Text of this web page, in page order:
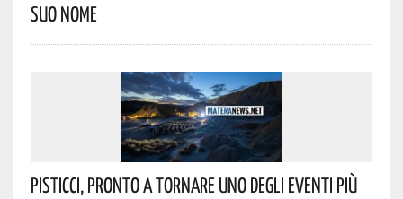
Suo Nome
Pisticci, Pronto A Tornare Uno Degli Eventi Più